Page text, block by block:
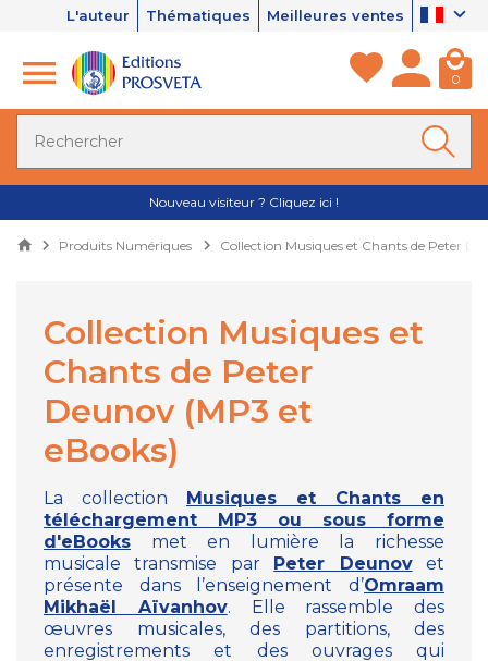
L'auteur Thématiques Meilleures ventes
0
Nouveau visiteur ? Cliquez ici !
Produits Numériques Collection Musiques et Chants de Peter
Collection Musiques et
Chants de Peter
Deunov (MP3 et
eBooks)
La collection Musiques et Chants en
téléchargement MP3 ou sous forme
d'eBooks met en lumière la richesse
musicale transmise par Peter Deunovet
présente dans l’enseignement d’Omraam
Mikhaël Aïvanhov. Elle rassemble des
œuvres musicales, des partitions, des
enregistrements et des ouvrages qui